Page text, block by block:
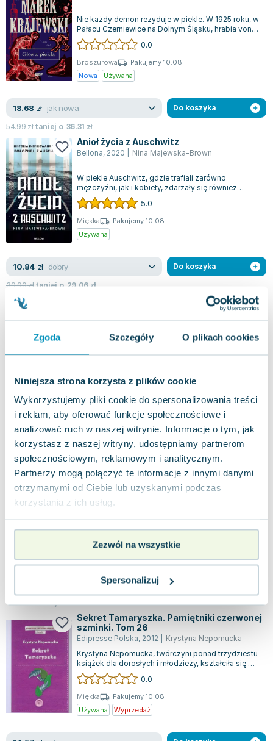
Zgoda Szczegóły O plikach cookies
Niniejsza strona korzysta z plików cookie
Wykorzystujemy pliki cookie do spersonalizowania treści
i reklam, aby oferować funkcje społecznościowe i
analizować ruch w naszej witrynie. Informacje o tym, jak
korzystasz z naszej witryny, udostępniamy partnerom
społecznościowym, reklamowym i analitycznym.
Partnerzy mogą połączyć te informacje z innymi danymi
otrzymanymi od Ciebie lub uzyskanymi podczas
korzystania z ich usług.
Zezwól na wszystkie
Spersonalizuj
Nie każdy demon rezyduje w piekle. W 1925 roku, w
Pałacu Czerniewice na Dolnym Śląsku, hrabia von
Babbitz zmaga się z serią nieszc...
0.0
Broszurowa
Pakujemy 10.08
Nowa
Używana
18.68 zł jak nowa
54.99złtaniej o 36.31 zł
Do koszyka
Anioł życia z Auschwitz
Bellona, 2020 Nina Majewska-Brown
W piekle Auschwitz, gdzie trafiali zarówno
mężczyźni, jak i kobiety, zdarzały się również
narodziny dzieci. Auschwitz miało różne...
5.0
Miękka
Pakujemy 10.08
Używana
10.84 zł dobry
39.90złtaniej o 29.06 zł
Do koszyka
Czasy secondhand. Koniec czerwonego
Czarne,2016| Swietłana Aleksijewicz
Homo sovieticus to postać jedyna w swoim
go od pozostałych ludzi. Posiada unik...
Miękka
Pakujemy 10.08
43.22 nowa
44.90złtaniej o1.68zł
Do koszyka
Znaki naszego losu
Filia,2025| Agnieszka Krawczyk
Z końcem lata konflikty w Czystej Wodzie nie
ustają. Rafał Skierka zmaga się z matką Ireną w
0.0
Nowa
49.99złtaniej o12.35zł
Do koszyka
Sekret Tamaryszka. Pamiętniki czerwonej
szminki. Tom 26
Edipresse Polska, 2012
Krystyna Nepomucka
Krystyna Nepomucka, twórczyni ponad trzydziestu
książek dla dorosłych i młodzieży, kształciła się w
różnych dziedzinach: medycynie...
0.0
Miękka
Pakujemy 10.08
Używana
Wyprzedaż